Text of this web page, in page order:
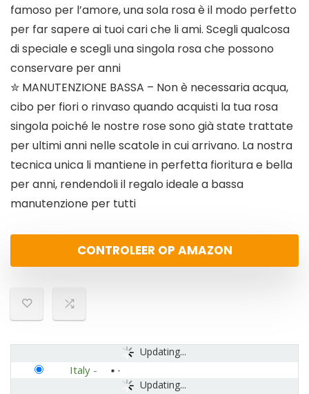
famoso per l’amore, una sola rosa è il modo perfetto
per far sapere ai tuoi cari che li ami. Scegli qualcosa
di speciale e scegli una singola rosa che possono
conservare per anni
✮ MANUTENZIONE BASSA – Non è necessaria acqua,
cibo per fiori o rinvaso quando acquisti la tua rosa
singola poiché le nostre rose sono già state trattate
per ultimi anni nelle scatole in cui arrivano. La nostra
tecnica unica li mantiene in perfetta fioritura e bella
per anni, rendendoli il regalo ideale a bassa
manutenzione per tutti
CONTROLEER OP AMAZON
Updating...
Updating...
Italy -